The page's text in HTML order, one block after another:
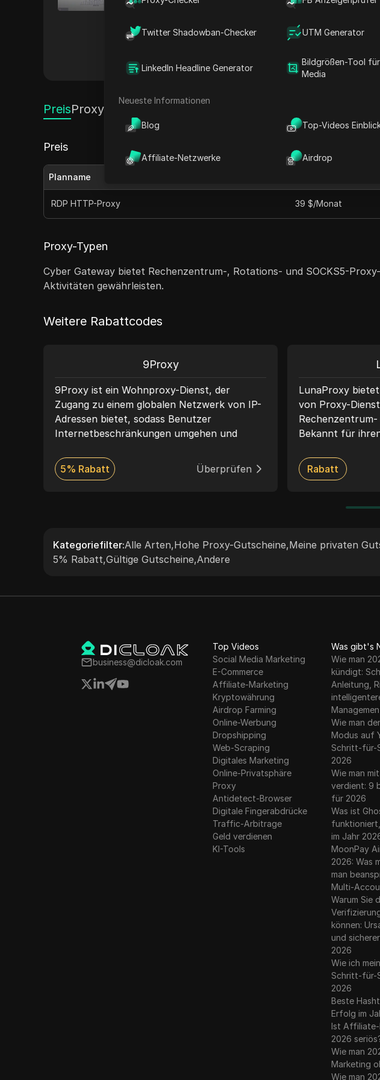
Twitter Shadowban-Checker UTM Generator
LinkedIn Headline Generator
Bildgrößen-Tool
Media
Neueste Informationen
Blog Top-Videos
Affiliate-Netzwerke Airdrop
verbessern. Mit einer Vielzahl von Optionen,
unterschiedliche Bedürfnisse wie Web-Scraping,
Anonymität. Ihr umfangreiches Netzwerk und ihre
PreisProxy-Typen
Preis
Planname
RDP HTTP-Proxy 39 $/Monat
Proxy-Typen
Cyber Gateway bietet Rechenzentrum-, Rotations- und SOCKS5-
Aktivitäten gewährleisten.
Weitere Rabattcodes
9Proxy
9Proxy ist ein Wohnproxy-Dienst, der
Zugang zu einem globalen Netzwerk von IP-
Adressen bietet, sodass Benutzer
Internetbeschränkungen umgehen und
Es bietet verbesserte Sicherheit,
Benutzerfreundlichkeit und ist ideal für
5% Rabatt Überprüfen
LunaProxy
von Proxy-
Bekannt für
LunaProxy
zuverlässige
Zugriff auf geo-
flexible
Rabatt
Kategoriefilter:Alle Arten,Hohe Proxy-Gutscheine,Meine privaten
5% Rabatt,Gültige Gutscheine,Andere
business@dicloak.com
Top Videos
Social Media Marketing
E-Commerce
Affiliate-Marketing
Kryptowährung
Airdrop Farming
Online-Werbung
Dropshipping
Web-Scraping
Digitales Marketing
Online-Privatsphäre
Proxy
Antidetect-Browser
Digitale Fingerabdrücke
Traffic-Arbitrage
Geld verdienen
KI-Tools
Was gibt's
Wie man
kündigt:
Anleitung,
Wie man
Modus auf
Schritt-für-
2026
Wie man
verdient: 9
für 2026
Was ist
im Jahr
MoonPay
2026: Was
man
Multi-
Warum Sie
können:
und
2026
Wie ich
Schritt-für-
2026
Beste
Erfolg im
Ist Affiliate-
2026
Wie man
Marketing
Wie man